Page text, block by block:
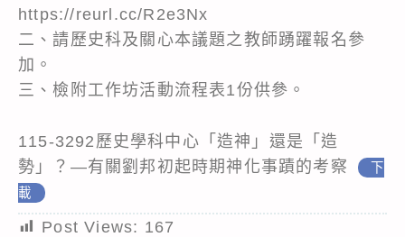
https://reurl.cc/R2e3Nx
二、請歷史科及關心本議題之教師踴躍報名參
加。
三、檢附工作坊活動流程表1份供參。
115-3292歷史學科中心「造神」還是「造
勢」？—有關劉邦初起時期神化事蹟的考察
下
載
Post Views: 167